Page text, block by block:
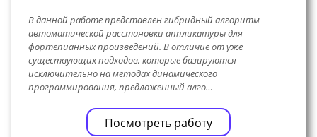
В данной работе представлен гибридный алгоритм
автоматической расстановки аппликатуры для
фортепианных произведений. В отличие от уже
существующих подходов, которые базируются
исключительно на методах динамического
программирования, предложенный алго…
Посмотреть работу